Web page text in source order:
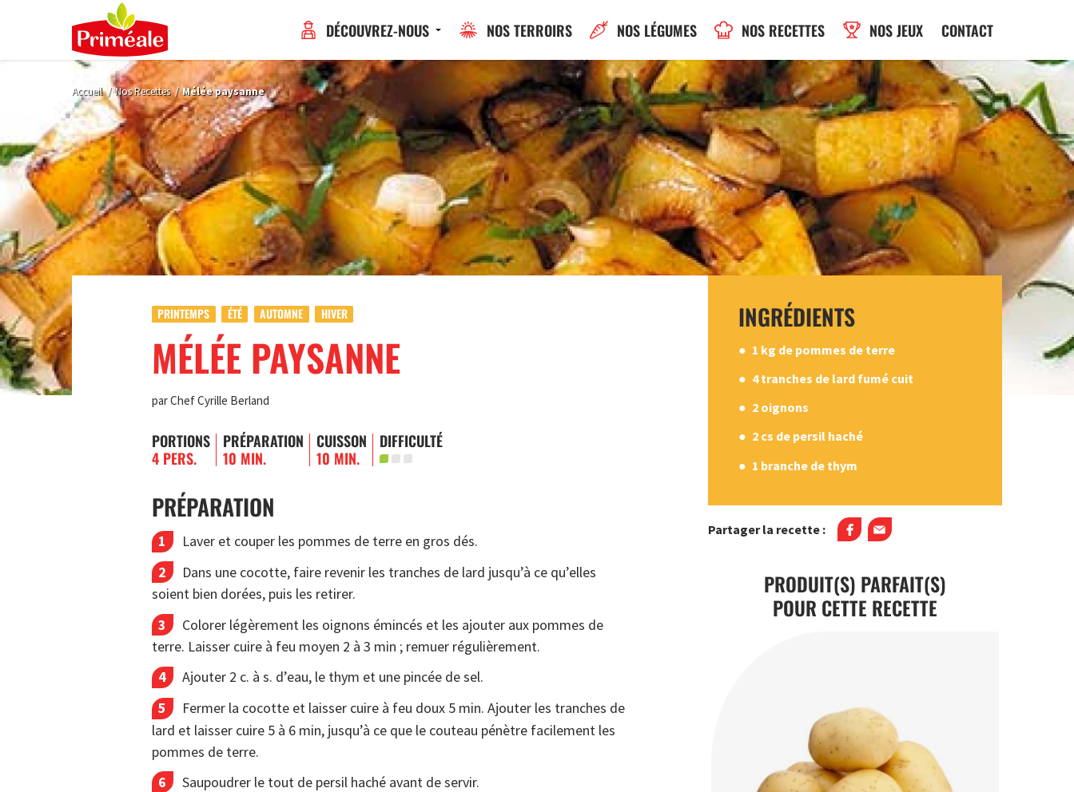
DÉCOUVREZ-NOUS NOS TERROIRS NOS LÉGUMES NOS RECETTES NOS JEUX CONTACT
Accueil / Nos Recettes / Mélée paysanne
PRINTEMPS ÉTÉ AUTOMNE HIVER
MÉLÉE PAYSANNE
par Chef Cyrille Berland
PORTIONS
4 PERS.
PRÉPARATION
10 MIN.
CUISSON
10 MIN.
DIFFICULTÉ
PRÉPARATION
Laver et couper les pommes de terre en gros dés.
Dans une cocotte, faire revenir les tranches de lard jusqu’à ce qu’elles
soient bien dorées, puis les retirer.
Colorer légèrement les oignons émincés et les ajouter aux pommes de
terre. Laisser cuire à feu moyen 2 à 3 min ; remuer régulièrement.
Ajouter 2 c. à s. d’eau, le thym et une pincée de sel.
Fermer la cocotte et laisser cuire à feu doux 5 min. Ajouter les tranches de
lard et laisser cuire 5 à 6 min, jusqu’à ce que le couteau pénètre facilement les
pommes de terre.
Saupoudrer le tout de persil haché avant de servir.
INGRÉDIENTS
1 kg de pommes de terre
4 tranches de lard fumé cuit
2 oignons
2 cs de persil haché
1 branche de thym
Partager la recette :
PRODUIT(S) PARFAIT(S)
POUR CETTE RECETTE